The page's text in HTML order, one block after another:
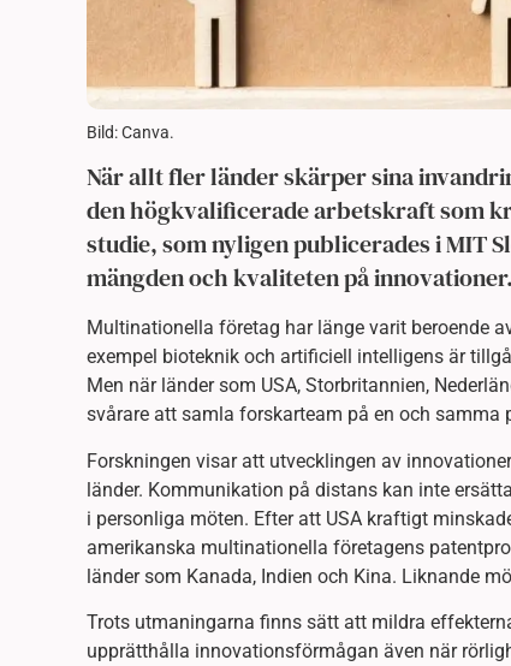
Bild: Canva.
När allt fler länder skärper sina
den högkvalificerade arbetskraft som
studie, som nyligen publicerades i MIT
mängden och kvaliteten på innovationer.
Multinationella företag har länge varit beroende
exempel bioteknik och artificiell intelligens är
Men när länder som USA, Storbritannien,
svårare att samla forskarteam på en och samma
Forskningen visar att utvecklingen av
länder. Kommunikation på distans kan inte
i personliga möten. Efter att USA kraftigt
amerikanska multinationella företagens
länder som Kanada, Indien och Kina. Liknande
Trots utmaningarna finns sätt att mildra
upprätthålla innovationsförmågan även när